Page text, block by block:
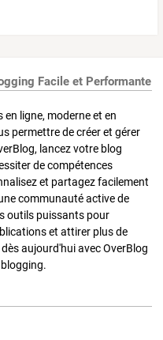
Facile et Performante
ligne, moderne et en
permettre de créer et gérer
lancez votre blog
de compétences
et partagez facilement
communauté active de
outils puissants pour
et attirer plus de
aujourd'hui avec OverBlog